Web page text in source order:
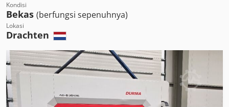
Kondisi
Bekas (berfungsi sepenuhnya)
Lokasi
Drachten